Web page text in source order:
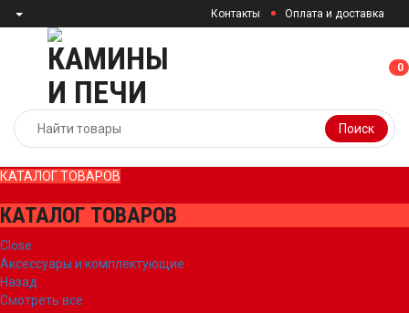
Контакты Оплата и доставка
Поиск
00
КАТАЛОГ ТОВАРОВ
КАТАЛОГ ТОВАРОВ
Close
Аксессуары и комплектующие
Назад
Смотреть все